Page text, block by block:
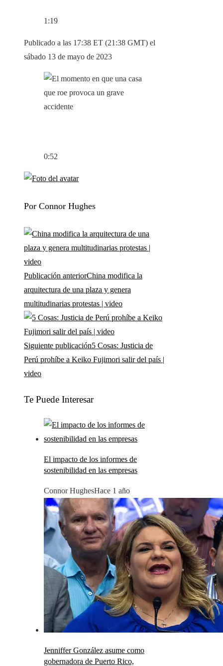
1:19
Publicado a las 17:38 ET (21:38 GMT) el
sábado 13 de mayo de 2023
0:52
Por Connor Hughes
Publicación anteriorChina modifica la
arquitectura de una plaza y genera
multitudinarias protestas | video
Siguiente publicación5 Cosas: Justicia de
Perú prohíbe a Keiko Fujimori salir del país |
video
Te Puede Interesar
El impacto de los informes de
sostenibilidad en las empresas
Connor HughesHace 1 año
Jenniffer González asume como
gobernadora de Puerto Rico,